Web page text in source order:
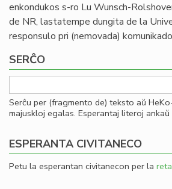
enkondukos s-ro Lu Wunsch-
de NR, lastatempe dungita de la
responsulo pri (nemovada)
SERĈO
Serĉu per (fragmento de) teksto aŭ
majuskloj egalas. Esperantaj literoj
ESPERANTA CIVITANECO
Petu la esperantan civitanecon per la